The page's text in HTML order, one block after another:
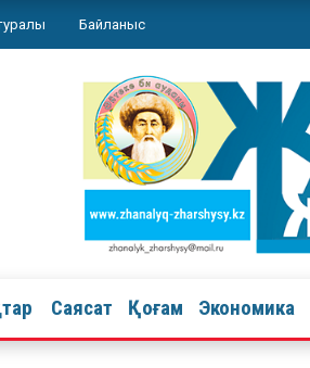
Байланыс
Саясат Қоғам Экономика